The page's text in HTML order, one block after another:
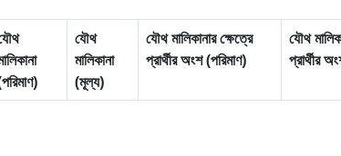
যৌথ
মালিকানা
(মূল্য)
যৌথ মালিকানার ক্ষেত্রে
প্রার্থীর অংশ (পরিমাণ)
যৌথ
প্রার্থীর